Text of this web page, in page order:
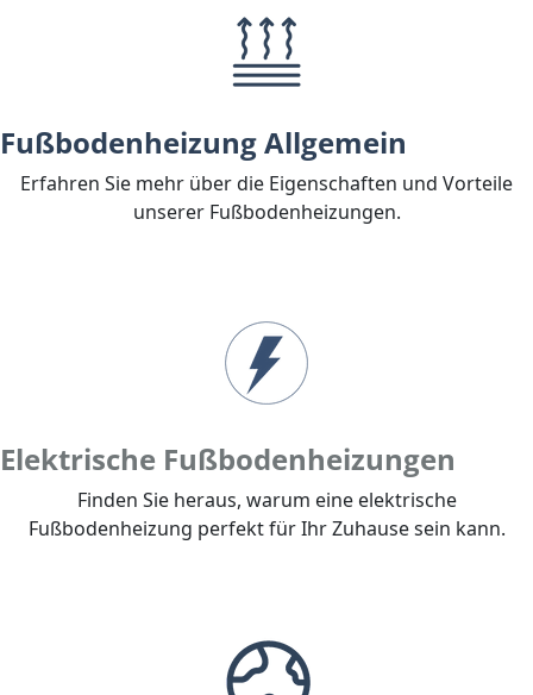
Fußbodenheizung Allgemein
Erfahren Sie mehr über die Eigenschaften und Vorteile
unserer Fußbodenheizungen.
Elektrische Fußbodenheizungen
Finden Sie heraus, warum eine elektrische
Fußbodenheizung perfekt für Ihr Zuhause sein kann.